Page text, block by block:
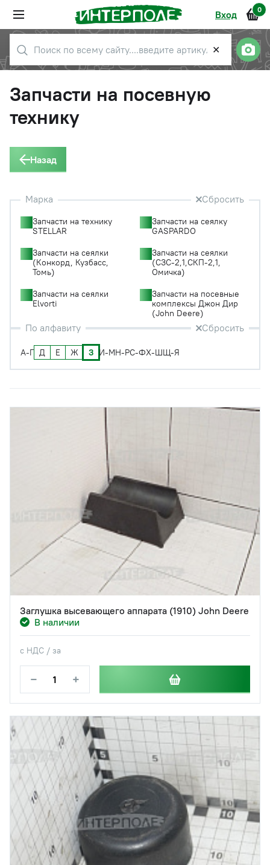
Вход 0
✕
Запчасти на посевную
технику
Назад
Марка Сбросить
Запчасти на технику
STELLAR
Запчасти на сеялку
GASPARDO
Запчасти на сеялки
(Конкорд, Кузбасс,
Томь)
Запчасти на сеялки
(СЗС-2,1,СКП-2,1,
Омичка)
Запчасти на сеялки
Elvorti
Запчасти на посевные
комплексы Джон Дир
(John Deere)
По алфавиту Сбросить
А-Г Д Е Ж З И-МН-РС-ФХ-ШЩ-Я
Заглушка высевающего аппарата (1910) John Deere
В наличии
с НДС / за
− +